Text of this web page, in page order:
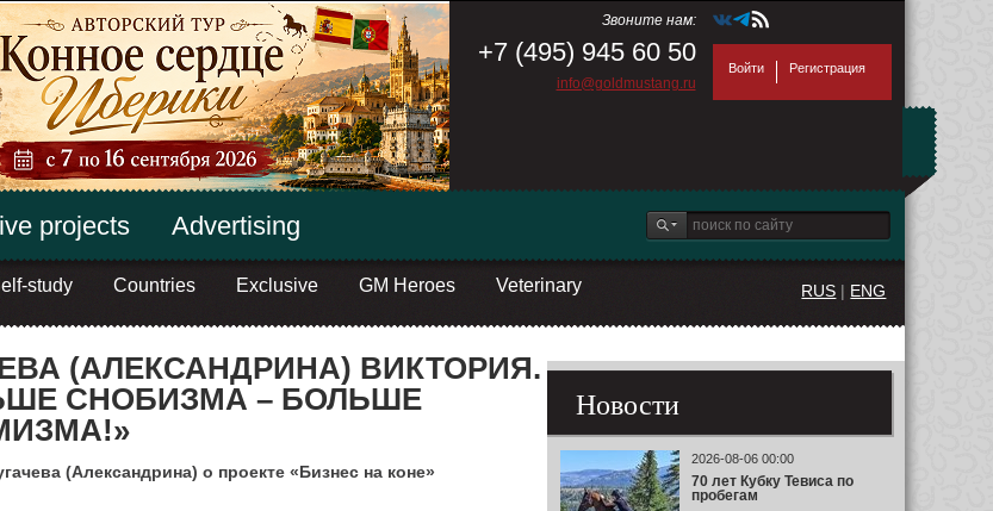
Звоните нам:
+7 (495) 945 60 50
info@goldmustang.ru
Войти Регистрация
study Countries Exclusive GM Heroes Veterinary
projects Advertising
RUS | ENG
(АЛЕКСАНДРИНА) ВИКТОРИЯ.
СНОБИЗМА – БОЛЬШЕ
(Александрина) о проекте «Бизнес на коне»
Новости
2026-08-06 00:00
70 лет Кубку Тевиса по
пробегам